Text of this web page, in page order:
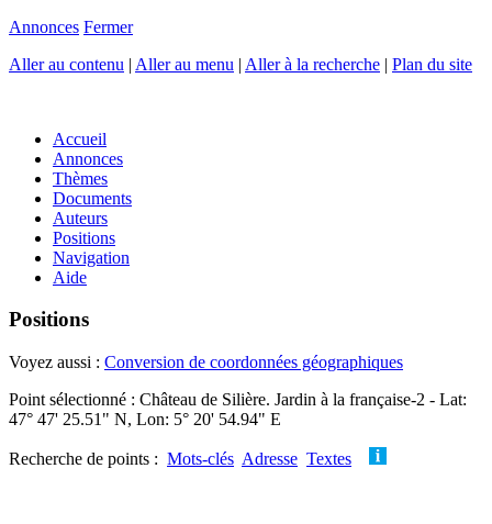
Annonces Fermer
Aller au contenu | Aller au menu | Aller à la recherche | Plan du site
Accueil
Annonces
Thèmes
Documents
Auteurs
Positions
Navigation
Aide
Positions
Voyez aussi : Conversion de coordonnées géographiques
Point sélectionné : Château de Silière. Jardin à la française-2 - Lat:
47° 47' 25.51" N, Lon: 5° 20' 54.94" E
Recherche de points : Mots-clés Adresse Textes